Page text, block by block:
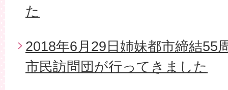
た
2018年6月29日姉妹都市締結55
市民訪問団が行ってきました